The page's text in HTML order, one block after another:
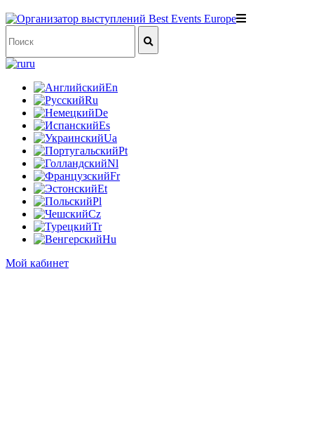
ru
En
Ru
De
Es
Ua
Pt
Nl
Fr
Et
Pl
Cz
Tr
Hu
Мой кабинет